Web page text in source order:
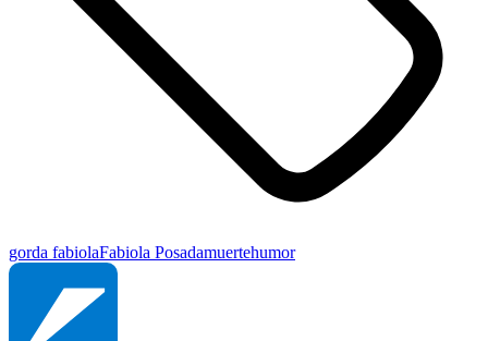
gorda fabiolaFabiola Posadamuertehumor